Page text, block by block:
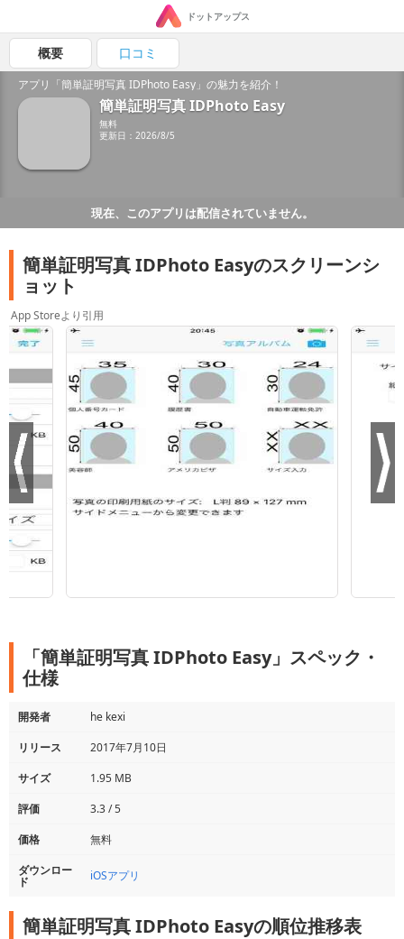
ドットアップス
概要 口コミ
アプリ「簡単証明写真 IDPhoto Easy」の魅力を紹介！
簡単証明写真 IDPhoto Easy
無料
更新日：2026/8/5
現在、このアプリは配信されていません。
簡単証明写真 IDPhoto Easyのスクリーンシ
ョット
App Storeより引用
「簡単証明写真 IDPhoto Easy」スペック・
仕様
開発者
he kexi
リリース
2017年7月10日
サイズ
1.95 MB
評価
3.3 / 5
価格
無料
ダウンロー
ド iOSアプリ
簡単証明写真 IDPhoto Easyの順位推移表